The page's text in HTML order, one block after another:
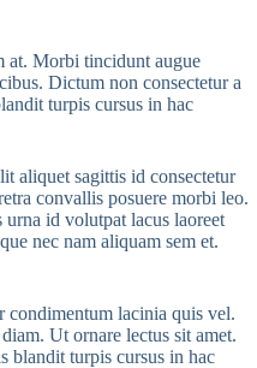
at. Morbi tincidunt augue
Dictum non consectetur a
turpis cursus in hac
aliquet sagittis id consectetur
convallis posuere morbi leo.
urna id volutpat lacus laoreet
nec nam aliquam sem et.
condimentum lacinia quis vel.
Ut ornare lectus sit amet.
blandit turpis cursus in hac